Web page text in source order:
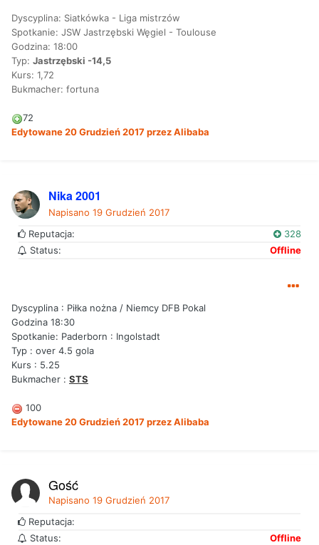
Dyscyplina: Siatkówka - Liga mistrzów
Spotkanie: JSW Jastrzębski Węgiel - Toulouse
Godzina: 18:00
Typ: Jastrzębski -14,5
Kurs: 1,72
Bukmacher: fortuna
72
Edytowane20 Grudzień 2017przez Alibaba
Nika 2001
Napisano 19 Grudzień 2017
Reputacja:
328
Status:
Offline
Dyscyplina : Piłka nożna / Niemcy DFB Pokal
Godzina 18:30
Spotkanie: Paderborn : Ingolstadt
Typ : over 4.5 gola
Kurs : 5.25
Bukmacher : STS
100
Edytowane20 Grudzień 2017przez Alibaba
Gość
Napisano 19 Grudzień 2017
Reputacja:
Status:
Offline